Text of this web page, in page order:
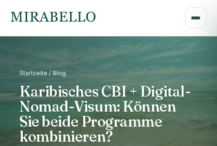
Startseite / Blog
Karibisches CBI + Digital-
Nomad-Visum: Können
Sie beide Programme
kombinieren?